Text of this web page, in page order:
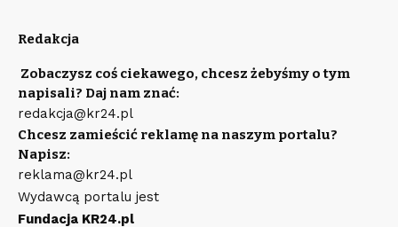
Redakcja
Zobaczysz coś ciekawego, chcesz żebyśmy o tym
napisali? Daj nam znać:
redakcja@kr24.pl
Chcesz zamieścić reklamę na naszym portalu?
Napisz:
reklama@kr24.pl
Wydawcą portalu jest
Fundacja KR24.pl